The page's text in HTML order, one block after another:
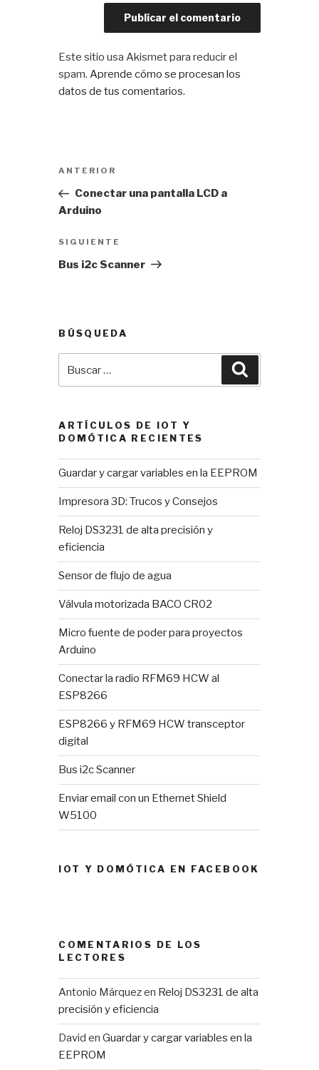
Este sitio usa Akismet para reducir el
spam.Aprende cómo se procesan los
datos de tus comentarios.
entradas
Entrada
anterior:
ANTERIOR
Conectar una pantalla LCD a
Arduino
Siguiente
entrada
SIGUIENTE
Bus i2c Scanner
BÚSQUEDA
ARTÍCULOS DE IOT Y
DOMÓTICA RECIENTES
Guardar y cargar variables en la EEPROM
Impresora 3D: Trucos y Consejos
Reloj DS3231 de alta precisión y
eficiencia
Sensor de flujo de agua
Válvula motorizada BACO CR02
Micro fuente de poder para proyectos
Arduino
Conectar la radio RFM69 HCW al
ESP8266
ESP8266 y RFM69 HCW transceptor
digital
Bus i2c Scanner
Enviar email con un Ethernet Shield
W5100
IOT Y DOMÓTICA EN FACEBOOK
COMENTARIOS DE LOS
LECTORES
Antonio Márquezen Reloj DS3231 de alta
precisión y eficiencia
David enGuardar y cargar variables en la
EEPROM